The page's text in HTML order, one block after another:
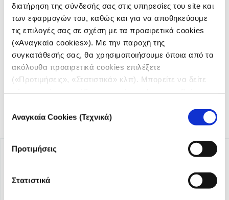
διατήρηση της σύνδεσής σας στις υπηρεσίες του site και
των εφαρμογών του, καθώς και για να αποθηκεύουμε
τις επιλογές σας σε σχέση με τα προαιρετικά cookies
(«Αναγκαία cookies»). Με την παροχή της
συγκατάθεσής σας, θα χρησιμοποιήσουμε όποια από τα
ακόλουθα προαιρετικά cookies επιλέξετε
(«Προτιμήσεις», «Στατιστικά» κλπ). Μπορείτε να δείτε
συγκατάθεσης
Αναγκαία Cookies (Τεχνικά)
Προτιμήσεις
Στατιστικά
Το iMEdD είναι ένας μη κερδοσκοπικός δημοσιογραφικός
οργανισμός που ιδρύθηκε το 2018 με αποκλειστική δωρεά από
το Ίδρυμα Σταύρος Νιάρχος (ΙΣΝ). Αποστολή του είναι η
ενίσχυση της διαφάνειας, της αξιοπιστίας και της
ανεξαρτησίας στη δημοσιογραφία.